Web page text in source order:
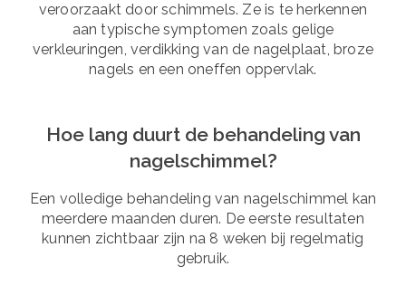
veroorzaakt door schimmels. Ze is te herkennen
aan typische symptomen zoals gelige
verkleuringen, verdikking van de nagelplaat, broze
nagels en een oneffen oppervlak.
Hoe lang duurt de behandeling van
nagelschimmel?
Een volledige behandeling van nagelschimmel kan
meerdere maanden duren. De eerste resultaten
kunnen zichtbaar zijn na 8 weken bij regelmatig
gebruik.